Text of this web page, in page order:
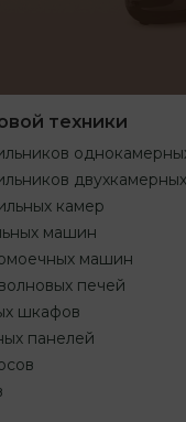
техники
двухкамерных
камер
машин
машин
печей
шкафов
панелей